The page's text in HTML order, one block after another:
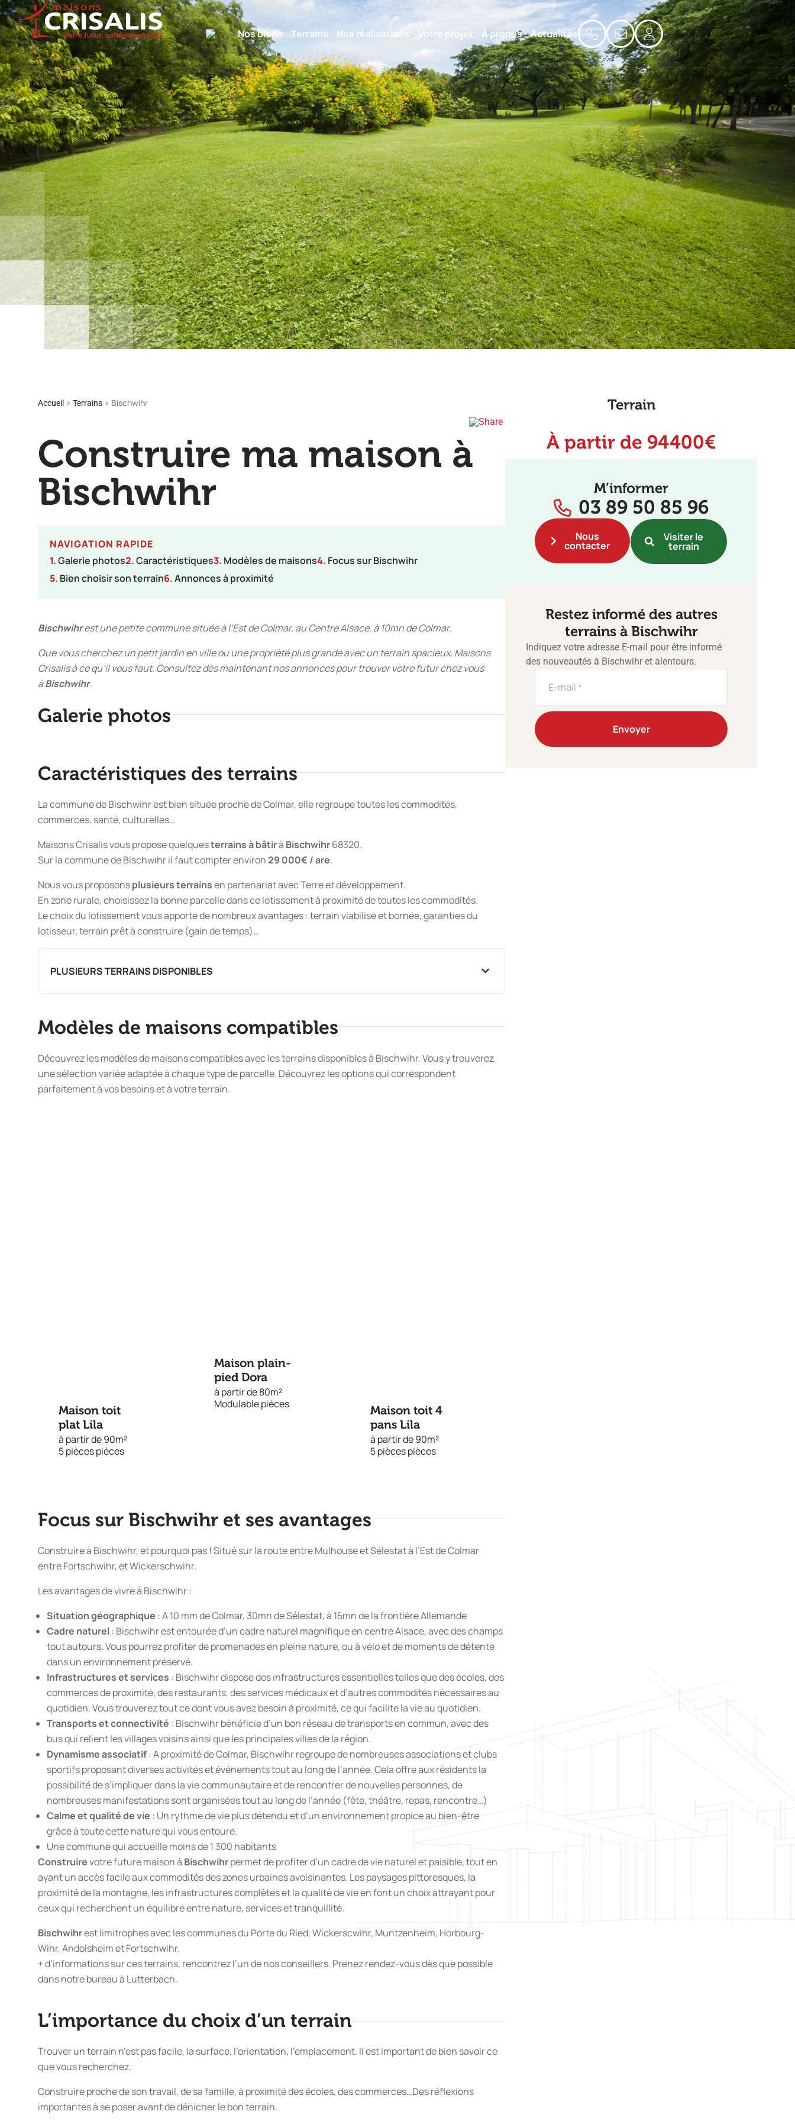
Nos biens Terrains Nos réalisations Votre projet À propos Actualités
Accueil > Terrains > Bischwihr
Construire ma maison à
Bischwihr
NAVIGATION RAPIDE
1.Galerie photos2.Caractéristiques3. Modèles de maisons4. Focus sur Bischwihr
5. Bien choisir son terrain6.Annonces à proximité
Bischwihrest une petite commune située à l’Est de Colmar, au Centre Alsace, à 10mn de Colmar.
Que vous cherchez un petit jardin en ville ou une propriété plus grande avec un terrain spacieux, Maisons
Crisalis à ce qu’il vous faut. Consultez dès maintenant nos annonces pour trouver votre futur chez vous
àBischwihr.
Galerie photos
Caractéristiques des terrains
La commune de Bischwihr est bien située proche de Colmar, elle regroupe toutes les commodités,
commerces, santé, culturelles…
Maisons Crisalis vous propose quelquesterrains à bâtirà Bischwihr68320.
Sur la commune de Bischwihr il faut compter environ29 000€ / are.
Nous vous proposonsplusieurs terrainsen partenariat avec Terre et développement.
En zone rurale, choisissez la bonne parcelle dans ce lotissement à proximité de toutes les commodités.
Le choix du lotissement vous apporte de nombreux avantages : terrain viabilisé et bornée, garanties du
lotisseur, terrain prêt à construire (gain de temps)…
PLUSIEURS TERRAINS DISPONIBLES
Modèles de maisons compatibles
Découvrez les modèles de maisons compatibles avec les terrains disponibles à Bischwihr. Vous y trouverez
une sélection variée adaptée à chaque type de parcelle. Découvrez les options qui correspondent
parfaitement à vos besoins et à votre terrain.
Maison toit
plat Lila
à partir de 90m²
5 pièces pièces
Maison plain-
pied Dora
à partir de 80m²
Modulable pièces
Maison toit 4
pans Lila
à partir de 90m²
5 pièces pièces
Focus sur Bischwihr et ses avantages
Construire à Bischwihr, et pourquoi pas ! Situé sur la route entre Mulhouse et Sélestat à l’Est de Colmar
entre Fortschwihr, et Wickerschwihr.
Les avantages de vivre à Bischwihr :
Situation géographique : A 10 mm de Colmar, 30mn de Sélestat, à 15mn de la frontière Allemande
Cadre naturel: Bischwihr est entourée d’un cadre naturel magnifique en centre Alsace, avec des champs
tout autours. Vous pourrez profiter de promenades en pleine nature, ou à vélo et de moments de détente
dans un environnement préservé.
Infrastructures et services : Bischwihr dispose des infrastructures essentielles telles que des écoles, des
commerces de proximité, des restaurants, des services médicaux et d’autres commodités nécessaires au
quotidien. Vous trouverez tout ce dont vous avez besoin à proximité, ce qui facilite la vie au quotidien.
Transports et connectivité : Bischwihr bénéficie d’un bon réseau de transports en commun, avec des
bus qui relient les villages voisins ainsi que les principales villes de la région.
Dynamisme associatif: A proximité de Colmar, Bischwihr regroupe de nombreuses associations et clubs
sportifs proposant diverses activités et événements tout au long de l’année. Cela offre aux résidents la
possibilité de s’impliquer dans la vie communautaire et de rencontrer de nouvelles personnes, de
nombreuses manifestations sont organisées tout au long de l’année (fête, théâtre, repas, rencontre…)
Calme et qualité de vie : Un rythme de vie plus détendu et d’un environnement propice au bien-être
grâce à toute cette nature qui vous entoure.
Une commune qui accueille moins de 1 300 habitants
Construirevotre future maison à Bischwihrpermet de profiter d’un cadre de vie naturel et paisible, tout en
ayant un accès facile aux commodités des zones urbaines avoisinantes. Les paysages pittoresques, la
proximité de la montagne, les infrastructures complètes et la qualité de vie en font un choix attrayant pour
ceux qui recherchent un équilibre entre nature, services et tranquillité.
Bischwihrest limitrophes avec les communes du Porte du Ried, Wickerscwihr, Muntzenheim, Horbourg-
Wihr, Andolsheim et Fortschwihr.
+ d’informationssur ces terrains, rencontrez l’un de nos conseillers. Prenez rendez-vous dès que possible
dans notre bureau à Lutterbach.
L’importance du choix d’un terrain
Trouver un terrain n’est pas facile, la surface, l’orientation, l’emplacement. Il est important de bien savoir ce
que vous recherchez.
Construire proche de son travail, de sa famille, à proximité des écoles, des commerces…Des réflexions
importantes à se poser avant de dénicher le bon terrain.
Terrain
À partir de 94400€
M’informer
03 89 50 85 96
Nous
contacter
Visiter le
terrain
Restez informé des autres
terrains à Bischwihr
Indiquez votre adresse E-mail pour être informé
des nouveautés à Bischwihr et alentours.
Envoyer